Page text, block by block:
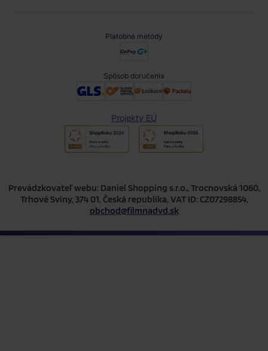
Platobné metódy
Spôsob doručenia
Projekty EÚ
Prevádzkovateľ webu: Daniel Shopping s.r.o., Trocnovská 1060,
Trhové Sviny, 374 01, Česká republika, VAT ID: CZ07298854,
obchod@filmnadvd.sk